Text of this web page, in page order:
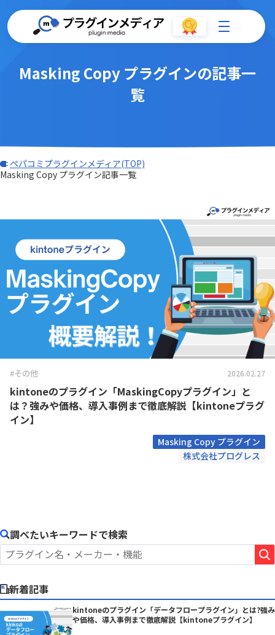
Masking Copy プラグインの記事一
覧
ペパコミプラグインメディア(TOP)
Masking Copy プラグイン記事一覧
#その他 2026.02.27
kintoneのプラグイン「MaskingCopyプラグイン」と
は？強みや価格、導入事例まで徹底解説【kintoneプラグ
イン】
Masking Copy プラグイン
株式会社プログレス
調べたいキーワードで検索
新着記事
kintoneのプラグイン「データフロープラグイン」とは?強み
や価格、導入事例まで徹底解説【kintoneプラグイン】